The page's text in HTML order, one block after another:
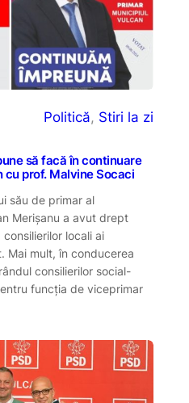
Politică, Stiri la zi
să facă în continuare
cu prof. Malvine Socaci
său de primar al
Merișanu a avut drept
locali ai
Mai mult, în conducerea
consilierilor social-
funcția de viceprimar